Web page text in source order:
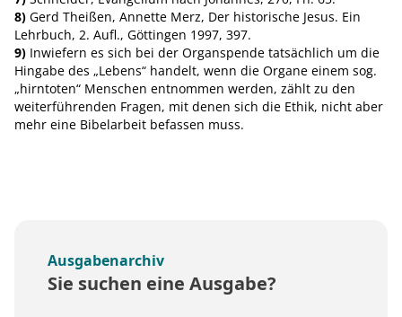
8) Gerd Theißen, Annette Merz, Der historische Jesus. Ein
Lehrbuch, 2. Aufl., Göttingen 1997, 397.
9) Inwiefern es sich bei der Organspende tatsächlich um die
Hingabe des „Lebens“ handelt, wenn die Organe einem sog.
„hirntoten“ Menschen entnommen werden, zählt zu den
weiterführenden Fragen, mit denen sich die Ethik, nicht aber
mehr eine Bibelarbeit befassen muss.
Ausgabenarchiv
Sie suchen eine Ausgabe?